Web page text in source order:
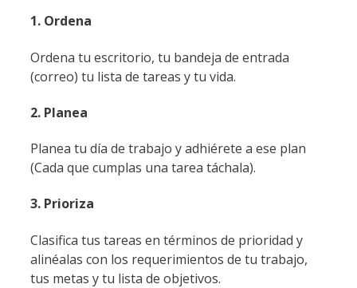
1. Ordena
Ordena tu escritorio, tu bandeja de entrada
(correo) tu lista de tareas y tu vida.
2. Planea
Planea tu día de trabajo y adhiérete a ese plan
(Cada que cumplas una tarea táchala).
3. Prioriza
Clasifica tus tareas en términos de prioridad y
alinéalas con los requerimientos de tu trabajo,
tus metas y tu lista de objetivos.